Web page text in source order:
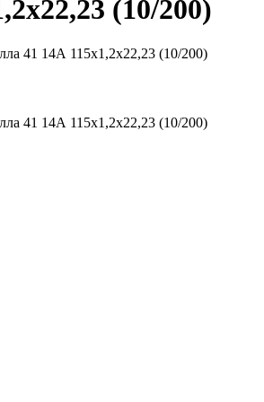
(10/200)
41 14А 115х1,2х22,23 (10/200)
41 14А 115х1,2х22,23 (10/200)